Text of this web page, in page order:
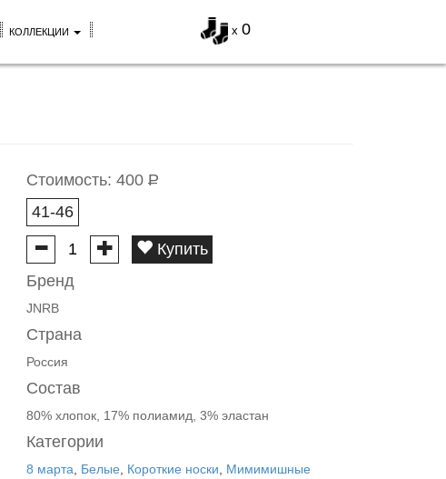
x 0
КОЛЛЕКЦИИ
Стоимость: 400 Р
41-46
Купить
Бренд
JNRB
Страна
Россия
Состав
80% хлопок, 17% полиамид, 3% эластан
Категории
8 марта Белые Короткие носки
Мимимишные